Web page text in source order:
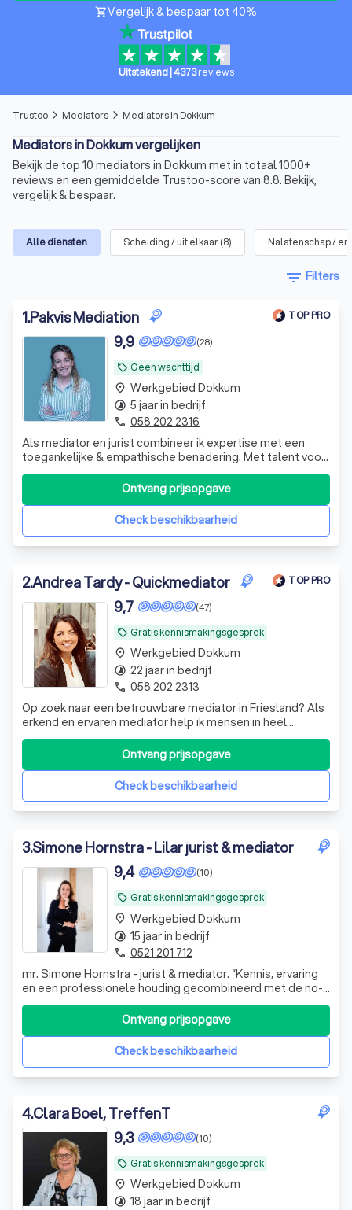
shopping_cartVergelijk & bespaar tot 40%
Uitstekend| 4373 reviews
Trustoo arrow_forward_ios Mediators arrow_forward_ios Mediators in Dokkum
Mediators in Dokkum vergelijken
Bekijk de top 10 mediators in Dokkum met in totaal 1000+
reviews en een gemiddelde Trustoo-score van 8.8. Bekijk,
vergelijk & bespaar.
Alle diensten Scheiding / uit elkaar(8) Nalatenschap /
filter_list Filters
1.Pakvis Mediation TOP PRO
local_offer Geen wachttijd
(28)
9,9
Als mediator en jurist combineer ik expertise met een
toegankelijke & empathische benadering. Met talent voor
het creëren van open communicatie, help ik partijen snel &
efficiënt naar een oplossing.
Check beschikbaarheid
Ontvang prijsopgave
place Werkgebied Dokkum
timelapse 5 jaar in bedrijf
phone 058 202 2316
2.Andrea Tardy - Quickmediator TOP PRO
local_offer Gratis kennismakingsgesprek
(47)
9,7
Op zoek naar een betrouwbare mediator in Friesland? Als
erkend en ervaren mediator help ik mensen in heel
Friesland om in moeilijke situaties weer met elkaar in
gesprek te komen. Of het nu gaat om een scheiding,
familieconflict of werkgerelateerde spanning: ik begeleid
jullie professioneel, empathis
Check beschikbaarheid
Ontvang prijsopgave
place Werkgebied Dokkum
timelapse 22 jaar in bedrijf
phone 058 202 2313
3.Simone Hornstra - Lilar jurist & mediator
local_offer Gratis kennismakingsgesprek
(10)
9,4
mr. Simone Hornstra - jurist & mediator. “Kennis, ervaring
en een professionele houding gecombineerd met de no-
nonsens mentaliteit en klare taal van het platteland", zo
zou ik mezelf willen omschrijven. Sinds 2011 ben ik
eigenaar van adviesbureau LILAR. Ik help particulieren en
ondernemers bij heCheck beschikbaarheid
Ontvang prijsopgave
place Werkgebied Dokkum
timelapse 15 jaar in bedrijf
phone 0521 201 712
4.Clara Boel, TreffenT
local_offer Gratis kennismakingsgesprek
(10)
9,3
place Werkgebied Dokkum
timelapse 18 jaar in bedrijf